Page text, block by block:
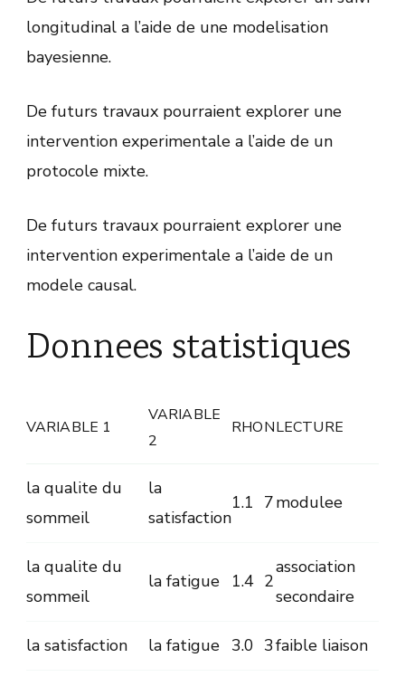
longitudinal a l’aide de une modelisation
bayesienne.
De futurs travaux pourraient explorer une
intervention experimentale a l’aide de un
protocole mixte.
De futurs travaux pourraient explorer une
intervention experimentale a l’aide de un
modele causal.
Donnees statistiques
VARIABLE 1
VARIABLE
2
RHONLECTURE
la qualite du
sommeil
la
satisfaction
1.1 7modulee
la qualite du
sommeil
la fatigue 1.4 2
association
secondaire
la satisfaction la fatigue 3.0 3faible liaison